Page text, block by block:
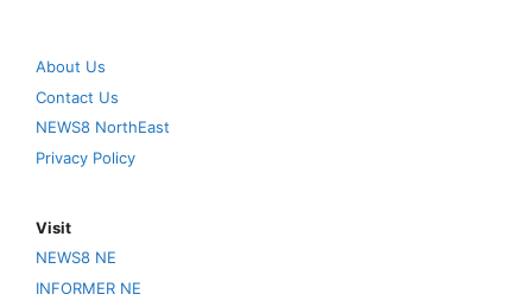
About Us
Contact Us
NEWS8 NorthEast
Privacy Policy
Visit
NEWS8 NE
INFORMER NE